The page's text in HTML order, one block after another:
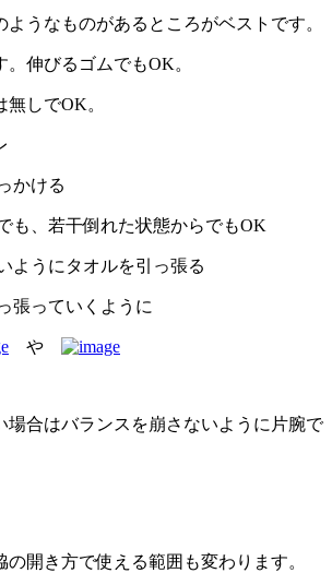
うなものがあるところがベストです。
伸びるゴムでもOK。
しでOK。
かける
も、若干倒れた状態からでもOK
ようにタオルを引っ張る
張っていくように
や
場合はバランスを崩さないように片腕で
開き方で使える範囲も変わります。